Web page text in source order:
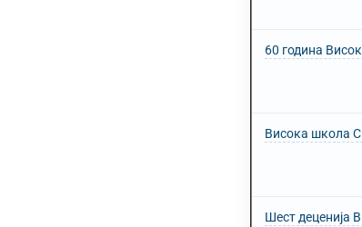
60 година
Висока школа
Шест деценија